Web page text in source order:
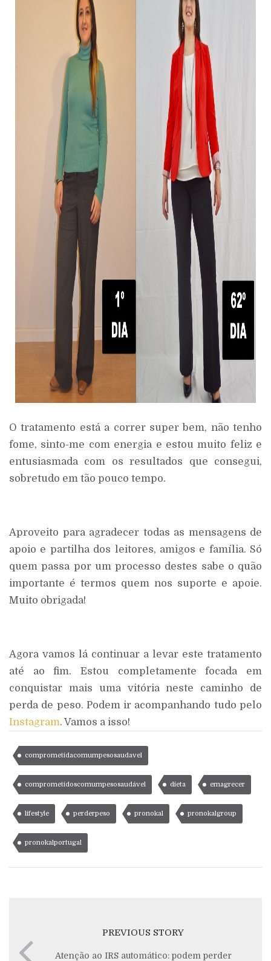
O tratamento está a correr super bem, não tenho
fome, sinto-me com energia e estou muito feliz e
entusiasmada com os resultados que consegui,
sobretudo em tão pouco tempo.
Aproveito para agradecer todas as mensagens de
apoio e partilha dos leitores, amigos e família. Só
quem passa por um processo destes sabe o quão
importante é termos quem nos suporte e apoie.
Muito obrigada!
Agora vamos lá continuar a levar este tratamento
até ao fim. Estou completamente focada em
conquistar mais uma vitória neste caminho de
perda de peso. Podem ir acompanhando tudo pelo
Instagram. Vamos a isso!
comprometidacomumpesosaudavel
comprometidoscomumpesosaudável dieta emagrecer
lifestyle perderpeso pronokal pronokalgroup
pronokalportugal
PREVIOUS STORY
Atenção ao IRS automático: podem perder